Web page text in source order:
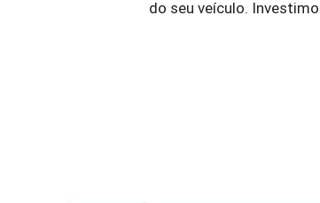
do seu veículo.